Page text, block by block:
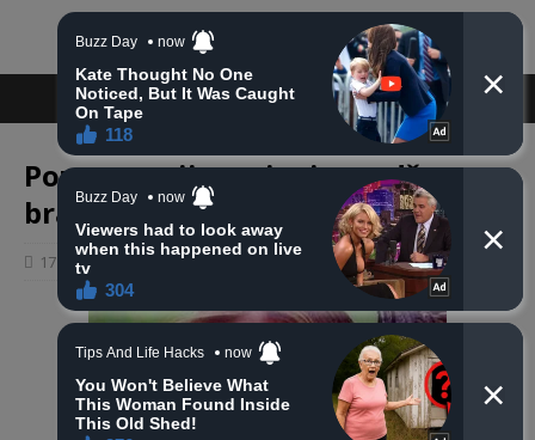
Poznato vrijeme i mjesto dženaze
bračnom paru Haketa
17 listopada, 2024 haberhana